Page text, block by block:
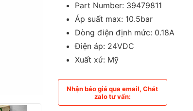
Part Number: 39479811
Áp suất max: 10.5bar
Dòng điện định mức: 0.18A
Điện áp: 24VDC
Xuất xứ: Mỹ
Nhận báo giá qua email, Chát
zalo tư vấn: